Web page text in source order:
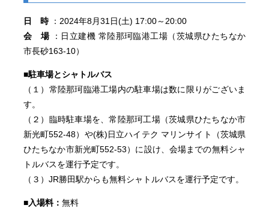
日 時：2024年8月31日(土) 17:00～20:00
会 場
：日立建機 常陸那珂臨港工場（茨城県ひたちなか
市長砂163-10）
■駐車場とシャトルバス
（１）常陸那珂臨港工場内の駐車場は数に限りがございま
す。
（２）臨時駐車場を、常陸那珂工場（茨城県ひたちなか市
新光町552-48）や(株)日立ハイテク マリンサイト（茨城県
ひたちなか市新光町552-53）に設け、会場までの無料シャ
トルバスを運行予定です。
（３）JR勝田駅からも無料シャトルバスを運行予定です。
■入場料： 無料